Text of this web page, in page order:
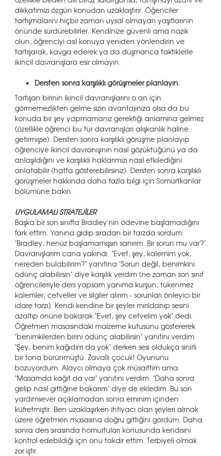
dikkatimizi özgün konudan uzaklaştırır. Öğenciler
tartışmalarını hiçbir zaman uysal olmayan yaşıtlarının
önünde sürdürebilirler. Kendinize güvenli ama nazik
olun, öğrenciyi asıl konuya yeniden yönlendirin ve
tartışarak, kavga ederek ya da düşmanca taktiklerle
ikincil davranışlara esir olmayın.
Dersten sonra karşılıklı görüşmeler planlayın.
Tartışan birinin ikincil davranışlarını o an için
görmemezlikten gelme sizin avantajınıza olsa da bu
konuda bir şey yapmamanız gerektiği anlamına gelmez
(özellikle öğrenci bu tür davranışları alışkanlık haline
getirmişse). Dersten sonra karşılıklı görüşme planlayıp
öğrenciye ikincil davranışının nasıl gözüktüğünü ya da
anlaşıldığını ve karşılıklı haklarımızı nasıl etkilediğini
anlatabilir (hatta gösterebilirsiniz). Dersten sonra karşılıklı
görüşmeler hakkında daha fazla bilgi için Somurtkanlar
bölümüne bakın.
UYGULAMALI STRATEJİLER
Başka bir son sınıfta Bradley'nin ödevine başlamadığını
fark ettim. Yanına gidip sıradan bir tarzda sordum:
"Bradley, henüz başlamamışsın sanırım. Bir sorun mu var?"
Davranışlarım cana yakındı. "Evet, şey, kalemim yok,
nereden bulabilirim?" yanıtına "Sorun değil, benimkini
ödünç alabilirsin" diye karşılık verdim (ne zaman son sınıf
öğrencileriyle ders yapsam yanıma kurşun, tükenmez
kalemler, cetveller ve silgiler alırım - sorunları önleyici bir
idare tarzı). Kendi kendine bir şeyler mırıldanıp sesini
azaltıp önüne bakarak "Evet, şey cetvelim yok" dedi.
Öğretmen masasındaki malzeme kutusunu göstererek
"benimkilerden birini ödünç alabilirsin" yanıtını verdim.
"Şey, benim kağıdım da yok" derken sesi oldukça sinirli
bir tona bürünmüştü. Zavallı çocuk! Oyununu
bozuyordum. Alaycı olmaya çok müsaittim ama
"Masamda kağıt da var" yanıtını verdim. "Daha sonra
gelip nasıl gittiğine bakarım" diye de ekledim. Bu son
yardımsever açıklamadan sonra eminim içinden
küfretmiştir. Ben uzaklaşırken ihtiyacı olan şeyleri almak
üzere öğretmen masasına doğru gittiğini gördüm. Daha
sonra ders sırasında homurtuları konusunda kendisini
kontrol edebildiği için onu takdir ettim. Terbiyeli olmak
zor iştir.